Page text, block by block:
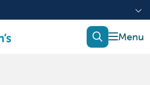
mostrar
buscar